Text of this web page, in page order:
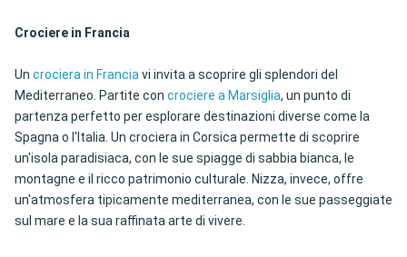
Crociere in Francia
Un crociera in Franciavi invita a scoprire gli splendori del
Mediterraneo. Partite con crociere a Marsiglia, un punto di
partenza perfetto per esplorare destinazioni diverse come la
Spagna o l'Italia. Un crociera in Corsica permette di scoprire
un'isola paradisiaca, con le sue spiagge di sabbia bianca, le
montagne e il ricco patrimonio culturale. Nizza, invece, offre
un'atmosfera tipicamente mediterranea, con le sue passeggiate
sul mare e la sua raffinata arte di vivere.